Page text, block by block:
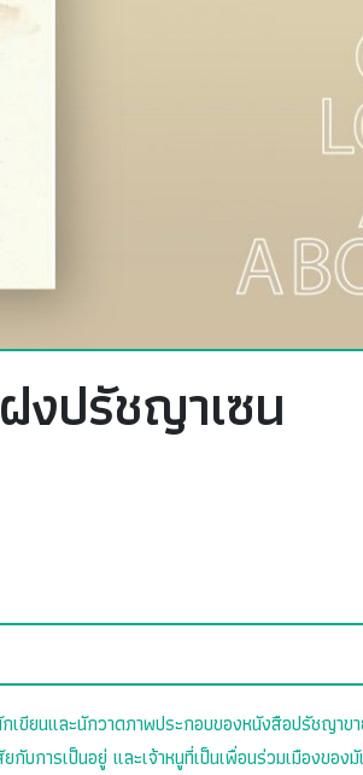
งปรัชญาเซน
ขียนและนักวาดภาพประกอบของหนังสือปรัชญาข
การเป็นอยู่ และเจ้าหนูที่เป็นเพื่อนร่วมเมืองของมั